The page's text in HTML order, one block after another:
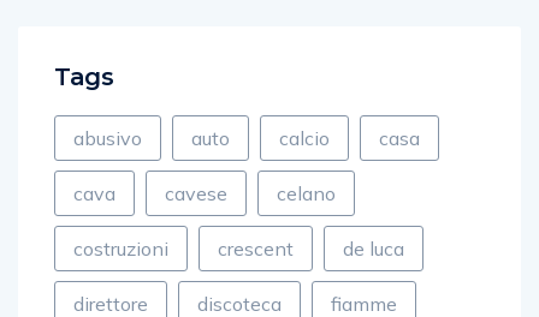
Tags
abusivo auto calcio casa
cava cavese celano
costruzioni crescent de luca
direttore discoteca fiamme